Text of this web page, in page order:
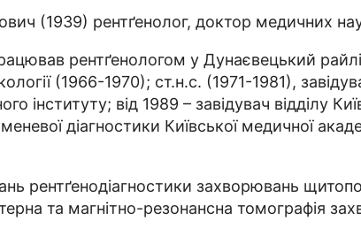
(1939) рентґенолог, доктор медичних
рентґенологом у Дунаєвецький
(1966-1970); ст.н.с. (1971-1981),
інституту; від 1989 – завідувач відділу
діагностики Київської медичної
рентґенодіагностики захворювань
та магнітно-резонансна томографія